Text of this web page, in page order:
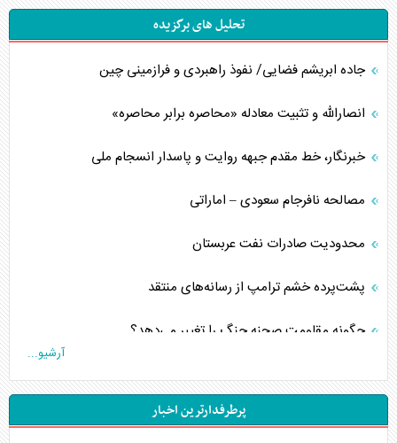
تحلیل های برگزیده
جاده ابریشم فضایی/ نفوذ راهبردی و فرازمینی چین
انصارالله و تثبیت معادله «محاصره برابر محاصره»
خبرنگار، خط مقدم جبهه روایت و پاسدار انسجام ملی
مصالحه نافرجام سعودی – اماراتی
محدودیت صادرات نفت عربستان
پشت‌پرده خشم ترامپ از رسانه‌های منتقد
چگونه مقاومت صحنه جنگ را تغییر می‌دهد؟
تحلیل جامع پدیده تراستی‌ها
آرشیو...
پرطرفدارترین اخبار